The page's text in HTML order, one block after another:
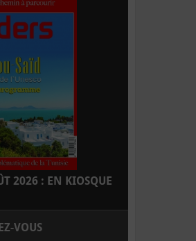
2026 : EN KIOSQUE
VOUS